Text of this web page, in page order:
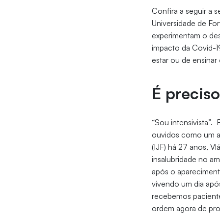
Confira a seguir a
Universidade de
experimentam o
impacto da Covid-
estar ou de
É
“Sou intensivista”.
ouvidos como um
(IJF) há 27 anos,
insalubridade no
após o
vivendo um dia
recebemos
ordem agora de